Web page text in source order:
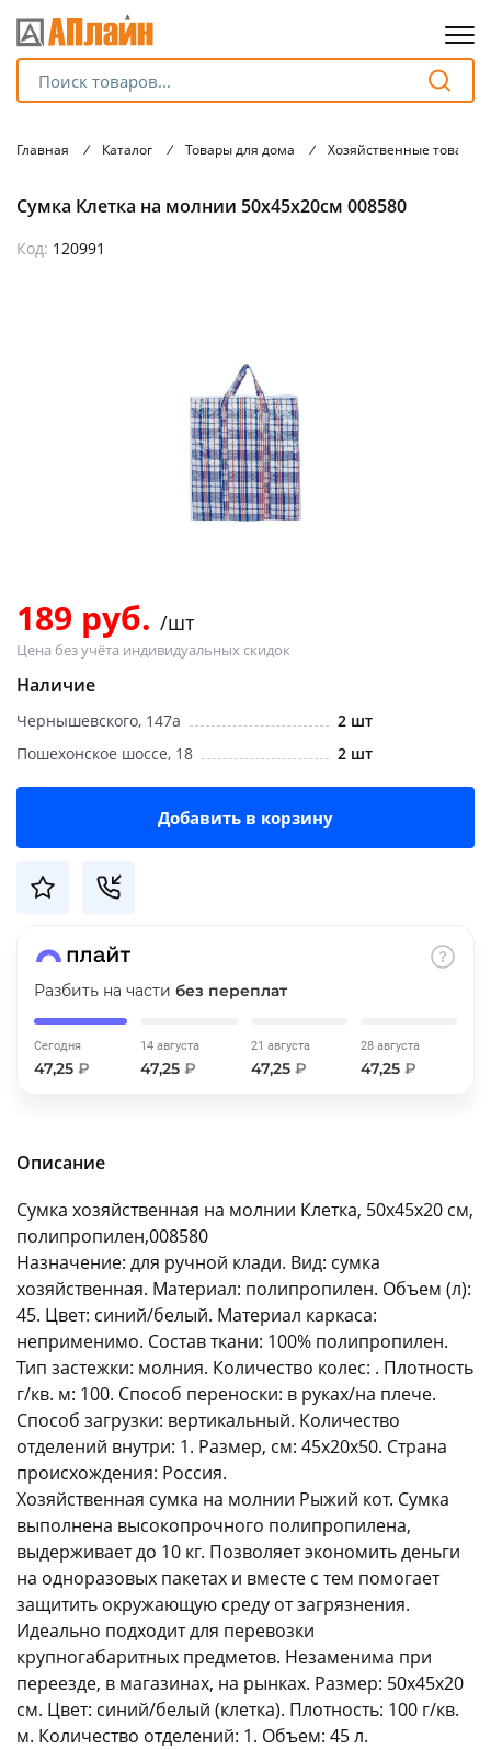
Главная / Каталог / Товары для дома / Хозяйственные товары
Сумка Клетка на молнии 50х45х20см 008580
Код: 120991
189 руб. /шт
Цена без учёта индивидуальных скидок
Наличие
Чернышевского, 147а
2 шт
Пошехонское шоссе, 18
2 шт
Добавить в корзину
Разбить на части без переплат
Сегодня
47,25 ₽
14 августа
47,25₽
21 августа
47,25 ₽
28 августа
47,25 ₽
Описание
Сумка хозяйственная на молнии Клетка, 50x45x20 см,
полипропилен,008580
Назначение: для ручной клади. Вид: сумка
хозяйственная. Материал: полипропилен. Объем (л):
45. Цвет: синий/белый. Материал каркаса:
неприменимо. Состав ткани: 100% полипропилен.
Тип застежки: молния. Количество колес: . Плотность
г/кв. м: 100. Способ переноски: в руках/на плече.
Способ загрузки: вертикальный. Количество
отделений внутри: 1. Размер, см: 45x20x50. Страна
происхождения: Россия.
Хозяйственная сумка на молнии Рыжий кот. Сумка
выполнена высокопрочного полипропилена,
выдерживает до 10 кг. Позволяет экономить деньги
на одноразовых пакетах и вместе с тем помогает
защитить окружающую среду от загрязнения.
Идеально подходит для перевозки
крупногабаритных предметов. Незаменима при
переезде, в магазинах, на рынках. Размер: 50х45х20
см. Цвет: синий/белый (клетка). Плотность: 100 г/кв.
м. Количество отделений: 1. Объем: 45 л.
оплатуна части
без переплат
Добавляйте товары
Оплачивайте сегодня только
25% картой любого банка
Получайте товар
выбранный способом
Оставшиеся75% будут
списыватьсяс вашей карты
по25
об оплате Плайтом
недели
раз в 2 недели